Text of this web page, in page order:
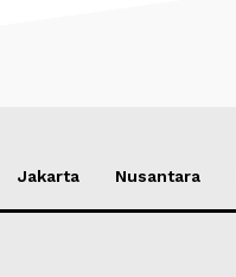
Jakarta Nusantara